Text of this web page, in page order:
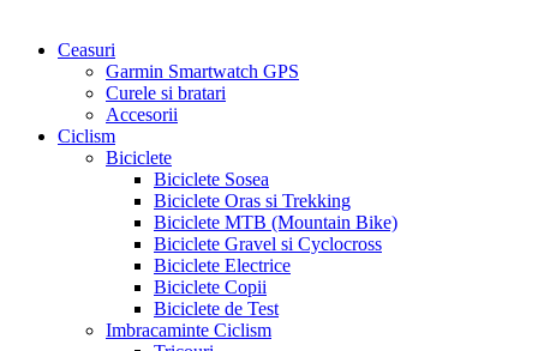
Ceasuri
Garmin Smartwatch GPS
Curele si bratari
Accesorii
Ciclism
Biciclete
Biciclete Sosea
Biciclete Oras si Trekking
Biciclete MTB (Mountain Bike)
Biciclete Gravel si Cyclocross
Biciclete Electrice
Biciclete Copii
Biciclete de Test
Imbracaminte Ciclism